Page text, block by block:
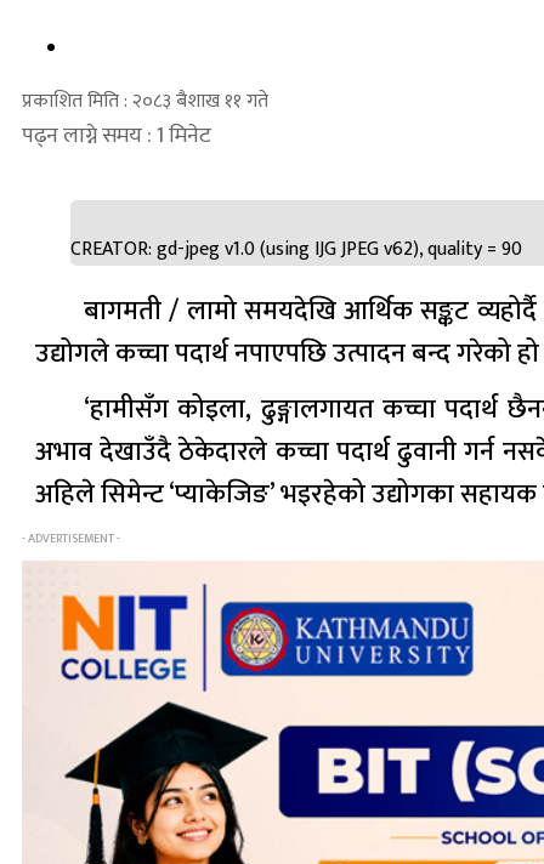
प्रकाशित मिति : २०८३ बैशाख ११ गते
पढ्न लाग्ने समय : 1 मिनेट
CREATOR: gd-jpeg v1.0 (using IJG JPEG v62), quality = 90
बागमती / लामो समयदेखि आर्थिक सङ्कट
उद्योगले कच्चा पदार्थ नपाएपछि उत्पादन बन्द गरेको
‘हामीसँग कोइला, ढुङ्गालगायत कच्चा पदार्थ
अभाव देखाउँदै ठेकेदारले कच्चा पदार्थ ढुवानी गर्न
अहिले सिमेन्ट ‘प्याकेजिङ’ भइरहेको उद्योगका सहायक
- ADVERTISEMENT -